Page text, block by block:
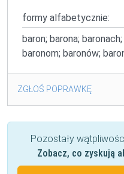
formy alfabetycznie:
baron; barona;
baronom; baronów;
ZGŁOŚ POPRAWKĘ
Pozostały
Zobacz, co zyskują